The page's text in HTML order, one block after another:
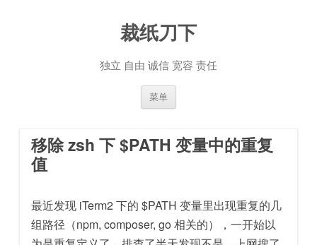
裁纸刀下
独立 自由 诚信 宽容 责任
菜单
移除 zsh 下 $PATH 变量中的重复
值
最近发现 iTerm2 下的 $PATH 变量里出现重复的几
组路径（npm, composer, go 相关的），一开始以